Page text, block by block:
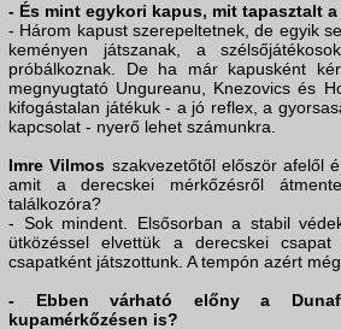
- És mint egykori kapus, mit tapasztalt
- Három kapust szerepeltetnek, de egyik
keményen játszanak, a
próbálkoznak. De ha már kapusként
megnyugtató Ungureanu, Knezovics és
kifogástalan játékuk - a jó reflex, a
kapcsolat - nyerő lehet számunkra.
Imre Vilmos szakvezetőtől először afelől
amit a derecskei mérkőzésről
találkozóra?
- Sok mindent. Elsősorban a stabil
ütközéssel elvettük a derecskei
csapatként játszottunk. A tempón azért
- Ebben várható előny a
kupamérkőzésen is?